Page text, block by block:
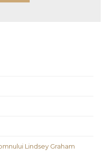
Lindsey Graham